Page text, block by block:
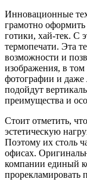
Инновационные
грамотно оформить
готики, хай-тек. С
термопечати. Эта
возможности и
изображения, в
фотографии и даже
подойдут
преимущества и
Стоит отметить,
эстетическую
Поэтому их столь
офисах.
компании единый
прорекламировать